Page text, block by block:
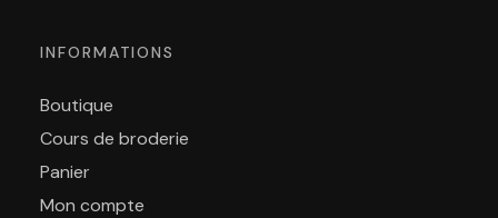
INFORMATIONS
Boutique
Cours de broderie
Panier
Mon compte